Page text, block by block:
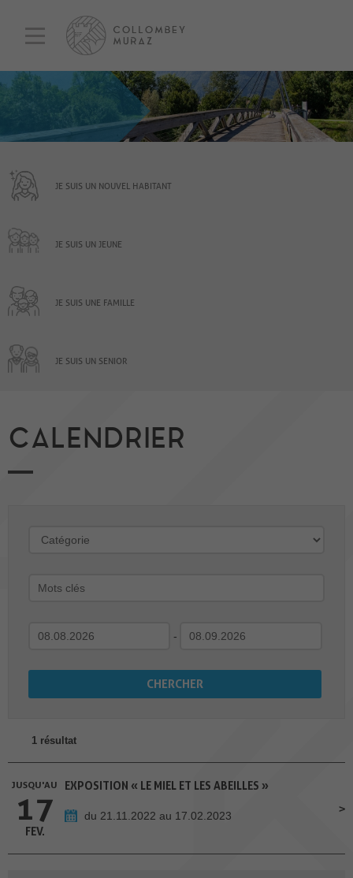
JE SUIS UN NOUVEL HABITANT
JE SUIS UN JEUNE
JE SUIS UNE FAMILLE
JE SUIS UN SENIOR
CALENDRIER
-
1 résultat
JUSQU'AU
17
FEV.
EXPOSITION « LE MIEL ET LES ABEILLES »
du 21.11.2022 au 17.02.2023